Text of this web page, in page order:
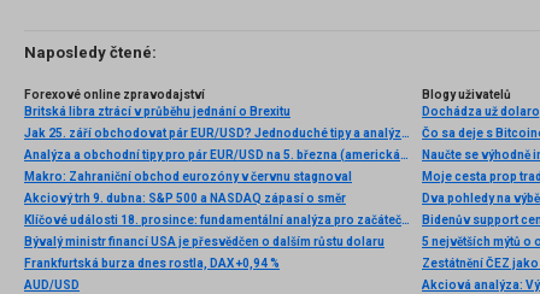
Naposledy čtené:
Forexové online zpravodajství
Britská libra ztrácí v průběhu jednání o Brexitu
Jak 25. září obchodovat pár EUR/USD? Jednoduché tipy a analýza obchodů pro začátečníky.
Analýza a obchodní tipy pro pár EUR/USD na 5. března (americká seance)
Makro: Zahraniční obchod eurozóny v červnu stagnoval
Akciový trh 9. dubna: S&P 500 a NASDAQ zápasí o směr
Klíčové události 18. prosince: fundamentální analýza pro začátečníky
Bývalý ministr financí USA je přesvědčen o dalším růstu dolaru
Frankfurtská burza dnes rostla, DAX +0,94 %
AUD/USD
Blogy uživatelů
Dochádza už
Čo sa deje s
Naučte se výhodně
Moje cesta prop
Dva pohledy na
Bidenův support
5 největších mýtů o
Zestátnění ČEZ